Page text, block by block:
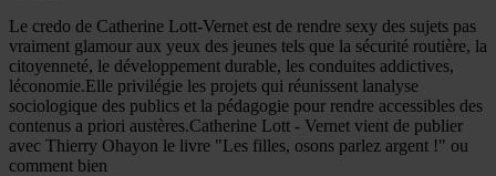
Le credo de Catherine Lott-Vernet est de rendre sexy des sujets pas
vraiment glamour aux yeux des jeunes tels que la sécurité routière, la
citoyenneté, le développement durable, les conduites addictives,
léconomie.Elle privilégie les projets qui réunissent lanalyse
sociologique des publics et la pédagogie pour rendre accessibles des
contenus a priori austères.Catherine Lott - Vernet vient de publier
avec Thierry Ohayon le livre "Les filles, osons parlez argent !" ou
comment bien